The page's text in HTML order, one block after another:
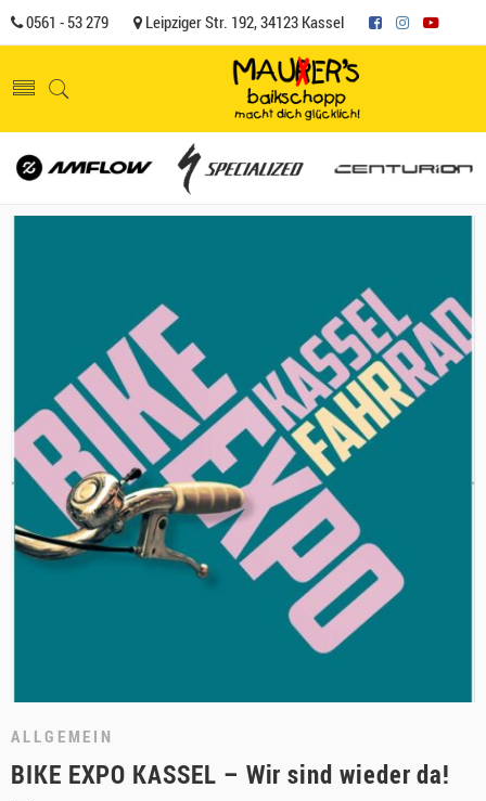
0561 - 53 279 Leipziger Str. 192, 34123 Kassel
ALLGEMEIN
BIKE EXPO KASSEL – Wir sind wieder da!